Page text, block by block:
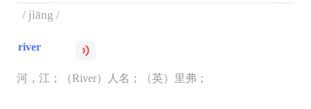
/ jiāng /
river
河，江；（River）人名；（英）里弗；